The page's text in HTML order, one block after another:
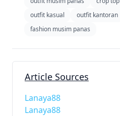
outfit kasual
outfit kantoran
fashion musim panas
Article Sources
Lanaya88
Lanaya88